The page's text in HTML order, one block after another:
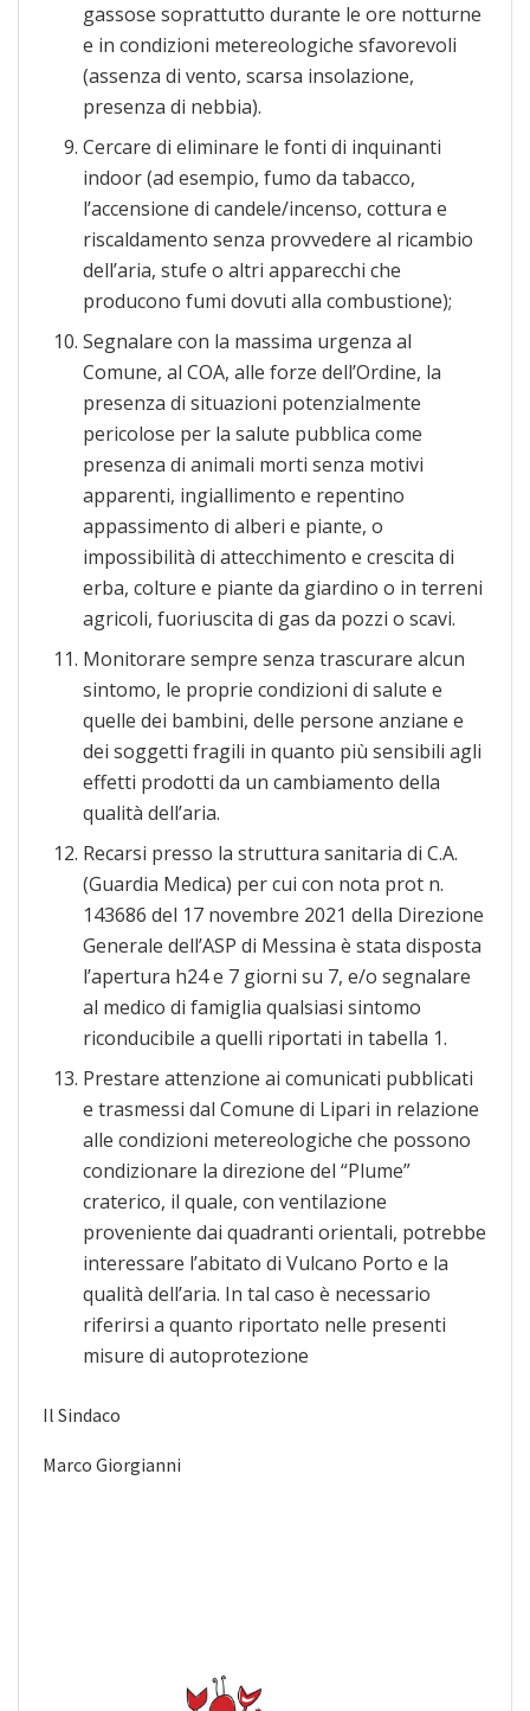
gassose soprattutto durante le ore notturne
e in condizioni metereologiche sfavorevoli
(assenza di vento, scarsa insolazione,
presenza di nebbia).
Cercare di eliminare le fonti di inquinanti
indoor (ad esempio, fumo da tabacco,
l’accensione di candele/incenso, cottura e
riscaldamento senza provvedere al ricambio
dell’aria, stufe o altri apparecchi che
producono fumi dovuti alla combustione);
Segnalare con la massima urgenza al
Comune, al COA, alle forze dell’Ordine, la
presenza di situazioni potenzialmente
pericolose per la salute pubblica come
presenza di animali morti senza motivi
apparenti, ingiallimento e repentino
appassimento di alberi e piante, o
impossibilità di attecchimento e crescita di
erba, colture e piante da giardino o in terreni
agricoli, fuoriuscita di gas da pozzi o scavi.
Monitorare sempre senza trascurare alcun
sintomo, le proprie condizioni di salute e
quelle dei bambini, delle persone anziane e
dei soggetti fragili in quanto più sensibili agli
effetti prodotti da un cambiamento della
qualità dell’aria.
Recarsi presso la struttura sanitaria di C.A.
(Guardia Medica) per cui con nota prot n.
143686 del 17 novembre 2021 della Direzione
Generale dell’ASP di Messina è stata disposta
l’apertura h24 e 7 giorni su 7, e/o segnalare
al medico di famiglia qualsiasi sintomo
riconducibile a quelli riportati in tabella 1.
Prestare attenzione ai comunicati pubblicati
e trasmessi dal Comune di Lipari in relazione
alle condizioni metereologiche che possono
condizionare la direzione del “Plume”
craterico, il quale, con ventilazione
proveniente dai quadranti orientali, potrebbe
interessare l’abitato di Vulcano Porto e la
qualità dell’aria. In tal caso è necessario
riferirsi a quanto riportato nelle presenti
misure di autoprotezione
Il Sindaco
Marco Giorgianni